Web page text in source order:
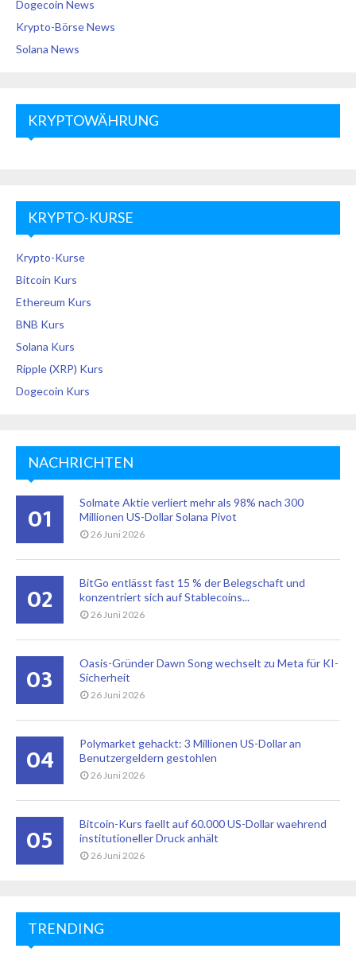
Dogecoin News
Krypto-Börse News
Solana News
KRYPTOWÄHRUNG
KRYPTO-KURSE
Krypto-Kurse
Bitcoin Kurs
Ethereum Kurs
BNB Kurs
Solana Kurs
Ripple (XRP) Kurs
Dogecoin Kurs
NACHRICHTEN
01
Solmate Aktie verliert mehr als 98% nach 300
Millionen US-Dollar Solana Pivot
26 Juni 2026
02
BitGo entlässt fast 15 % der Belegschaft und
konzentriert sich auf Stablecoins...
26 Juni 2026
03
Oasis-Gründer Dawn Song wechselt zu Meta für KI-
Sicherheit
26 Juni 2026
04
Polymarket gehackt: 3 Millionen US-Dollar an
Benutzergeldern gestohlen
26 Juni 2026
05
Bitcoin-Kurs faellt auf 60.000 US-Dollar waehrend
institutioneller Druck anhält
26 Juni 2026
TRENDING